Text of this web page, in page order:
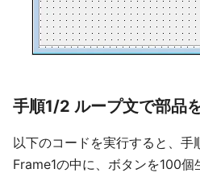
手順1/2 ループ文で部品
以下のコードを実行すると、手
Frame1の中に、ボタンを100個